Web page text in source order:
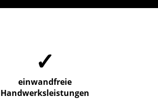
✓
einwandfreie
Handwerksleistungen